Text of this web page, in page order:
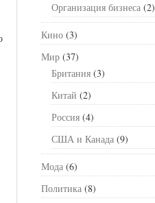
Организация бизнеса (2)
Кино (3)
Мир (37)
Британия (3)
Китай (2)
Россия (4)
США и Канада (9)
Мода (6)
Политика (8)